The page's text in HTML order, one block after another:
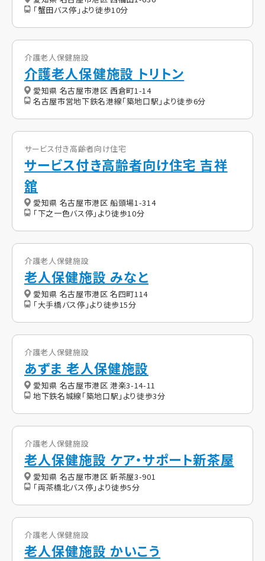
「蟹田バス停」より徒歩10分
介護老人保健施設
介護老人保健施設 トリトン
愛知県 名古屋市港区 西倉町1-14
名古屋市営地下鉄名港線「築地口駅」より徒歩6分
サービス付き高齢者向け住宅
サービス付き高齢者向け住宅 吉祥
舘
愛知県 名古屋市港区 船頭場1-314
「下之一色バス停」より徒歩10分
介護老人保健施設
老人保健施設 みなと
愛知県 名古屋市港区 名四町114
「大手橋バス停」より徒歩15分
介護老人保健施設
あずま 老人保健施設
愛知県 名古屋市港区 港楽3-14-11
地下鉄名城線「築地口駅」より徒歩3分
介護老人保健施設
老人保健施設 ケア・サポート新茶屋
愛知県 名古屋市港区 新茶屋3-901
「両茶橋北バス停」より徒歩5分
介護老人保健施設
老人保健施設 かいこう